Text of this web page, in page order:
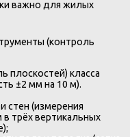
важно для жилых
(контроль
плоскостей) класса
±2 мм на 10 м).
стен (измерения
трёх вертикальных